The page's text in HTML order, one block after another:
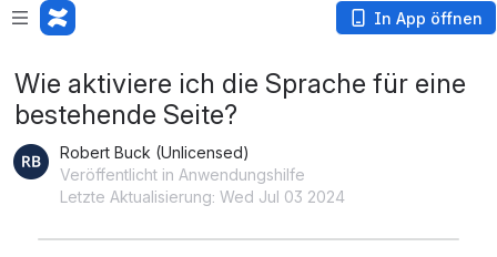
In App öffnen
Wie aktiviere ich die Sprache für eine
bestehende Seite?
Robert Buck (Unlicensed)
Veröffentlicht in Anwendungshilfe
Letzte Aktualisierung: Wed Jul 03 2024